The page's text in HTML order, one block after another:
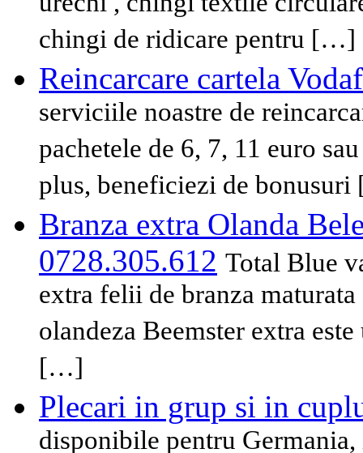
chingi de ridicare pentru […]
Reincarcare cartela
serviciile noastre de
pachetele de 6, 7, 11 euro
plus, beneficiezi de
Branza extra Olanda
0728.305.612 Total Blue
extra felii de branza
olandeza Beemster extra
[…]
Plecari in grup si in
disponibile pentru